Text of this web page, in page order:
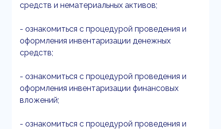
средств и нематериальных активов;
- ознакомиться с процедурой проведения и
оформления инвентаризации денежных
средств;
- ознакомиться с процедурой проведения и
оформления инвентаризации финансовых
вложений;
- ознакомиться с процедурой проведения и